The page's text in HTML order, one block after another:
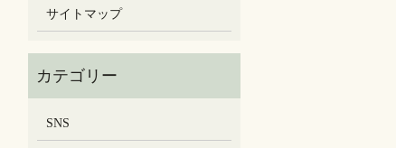
サイトマップ
SNS